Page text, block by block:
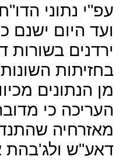
ירדנים בשורות
בחזיתות
מן הנתונים
מאזרחיה
דאע"ש ולג'בהת